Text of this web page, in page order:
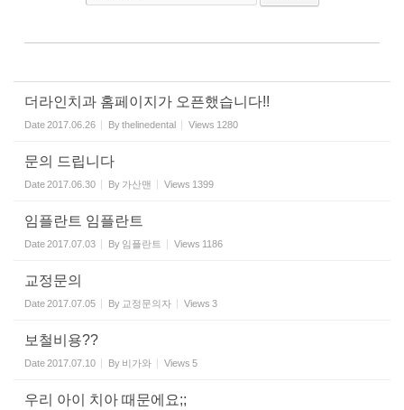
더라인치과 홈페이지가 오픈했습니다!!
Date2017.06.26 Bythelinedental Views 1280
문의 드립니다
Date2017.06.30 By 가산맨 Views 1399
임플란트 임플란트
Date2017.07.03 By 임플란트 Views 1186
교정문의
Date2017.07.05 By 교정문의자 Views 3
보철비용??
Date2017.07.10 By 비가와 Views 5
우리 아이 치아 때문에요;;